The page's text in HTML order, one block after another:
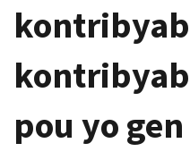
pou yo